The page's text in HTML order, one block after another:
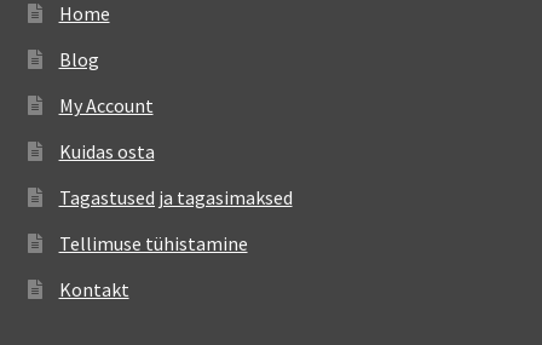
Home
Blog
My Account
Kuidas osta
Tagastused ja tagasimaksed
Tellimuse tühistamine
Kontakt